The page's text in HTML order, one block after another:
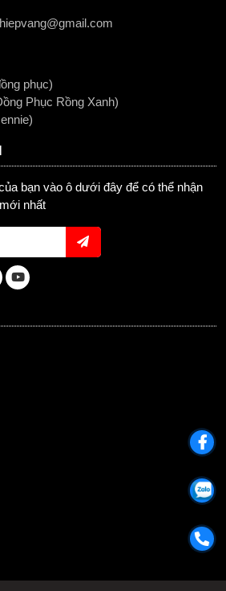
phục)
Phục Rồng Xanh)
bạn vào ô dưới đây để có thể nhận
nhất